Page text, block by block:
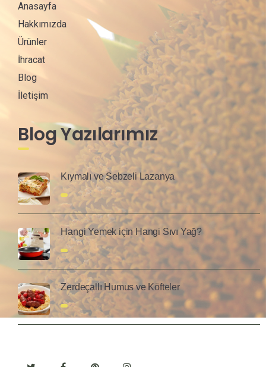
Anasayfa
Hakkımızda
Ürünler
İhracat
Blog
İletişim
Blog Yazılarımız
Kıymalı ve Sebzeli Lazanya
Hangi Yemek için Hangi Sıvı Yağ?
Zerdeçallı Humus ve Köfteler